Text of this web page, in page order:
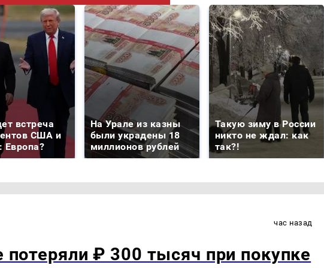
встреча
США и
Европа?
На Урале из казны
были украдены 18
миллионов рублей
Такую зиму в России
никто не ждал: как
так?!
час назад
₽ 300 тысяч при покупке